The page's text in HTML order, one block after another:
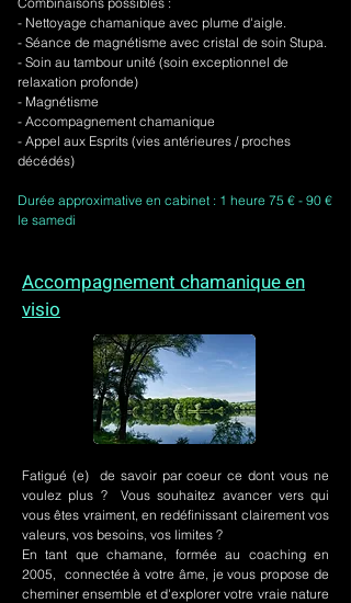
- Nettoyage chamanique avec plume d'aigle.
- Séance de magnétisme avec cristal de soin Stupa.
- Soin au tambour unité (soin exceptionnel de
relaxation profonde)
- Magnétisme
- Accompagnement chamanique
- Appel aux Esprits (vies antérieures / proches
décédés)
Durée approximative en cabinet : 1 heure 75 € - 90 €
le samedi
Accompagnement chamanique en
visio
Fatigué (e) de savoir par coeur ce dont vous ne
voulez plus ? Vous souhaitez avancer vers qui
vous êtes vraiment, en redéfinissant clairement vos
valeurs, vos besoins, vos limites ?
En tant que chamane, formée au coaching en
2005, connectée à votre âme, je vous propose de
cheminer ensemble et d'explorer votre vraie nature